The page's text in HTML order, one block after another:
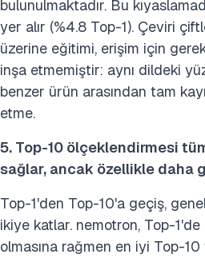
bulunulmaktadır. Bu
yer alır (%4.8 Top-1). Çeviri
üzerine eğitimi, erişim için
inşa etmemiştir: aynı dildeki
benzer ürün arasından tam
etme.
5. Top-10 ölçeklendirmesi
sağlar, ancak özellikle daha
Top-1'den Top-10'a geçiş,
ikiye katlar. nemotron, Top-1'de
olmasına rağmen en iyi Top-